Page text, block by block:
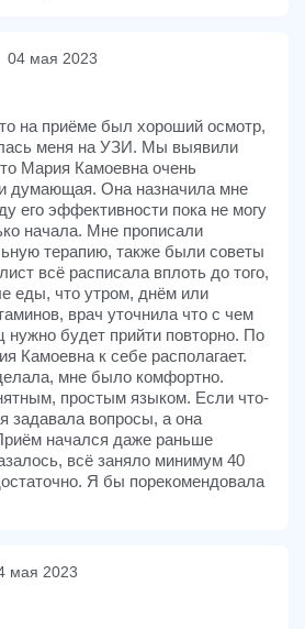
04 мая 2023
на приёме был хороший осмотр,
меня на УЗИ. Мы выявили
Мария Камоевна очень
думающая. Она назначила мне
его эффективности пока не могу
начала. Мне прописали
терапию, также были советы
всё расписала вплоть до того,
еды, что утром, днём или
врач уточнила что с чем
нужно будет прийти повторно. По
Камоевна к себе располагает.
мне было комфортно.
простым языком. Если что-
задавала вопросы, а она
начался даже раньше
всё заняло минимум 40
Я бы порекомендовала
мая 2023